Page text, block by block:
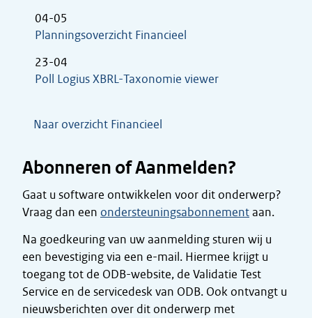
04-05
Planningsoverzicht Financieel
23-04
Poll Logius XBRL-Taxonomie viewer
Naar overzicht Financieel
Abonneren of Aanmelden?
Gaat u software ontwikkelen voor dit onderwerp?
Vraag dan een ondersteuningsabonnementaan.
Na goedkeuring van uw aanmelding sturen wij u
een bevestiging via een e-mail. Hiermee krijgt u
toegang tot de ODB-website, de Validatie Test
Service en de servicedesk van ODB. Ook ontvangt u
nieuwsberichten over dit onderwerp met